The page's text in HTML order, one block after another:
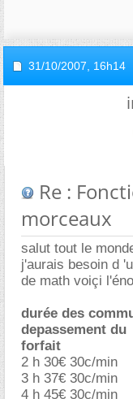
31/10/2007, 16h14
Re :
morceaux
salut tout le
j'aurais besoin d
de math voiçi
durée des
depassement du
forfait
2 h 30€ 30c/min
3 h 37€ 30c/min
4 h 45€ 30c/min